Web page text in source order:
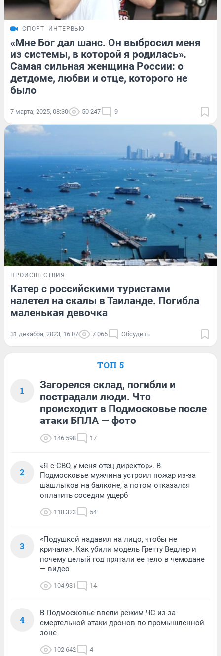
СПОРТ ИНТЕРВЬЮ
«Мне Бог дал шанс. Он выбросил меня
из системы, в которой я родилась».
Самая сильная женщина России: о
детдоме, любви и отце, которого не
было
7 марта, 2025, 08:30 50 247 9
ПРОИСШЕСТВИЯ
Катер с российскими туристами
налетел на скалы в Таиланде. Погибла
маленькая девочка
31 декабря, 2023, 16:07 7 065 Обсудить
ТОП 5
1
Загорелся склад, погибли и
пострадали люди. Что
происходит в Подмосковье после
атаки БПЛА — фото
146 598 17
2
«Я с СВО, у меня отец директор». В
Подмосковье мужчина устроил пожар из-за
шашлыков на балконе, а потом отказался
оплатить соседям ущерб
118 323 54
3
«Подушкой надавил на лицо, чтобы не
кричала». Как убили модель Гретту Ведлер и
почему целый год прятали ее тело в чемодане
— видео
104 931 14
4
В Подмосковье ввели режим ЧС из-за
смертельной атаки дронов по промышленной
зоне
102 642 4